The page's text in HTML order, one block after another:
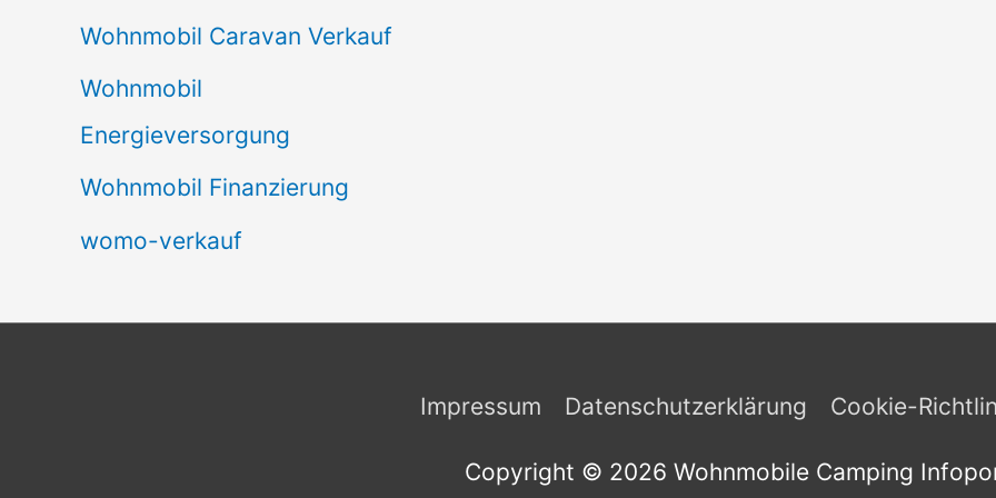
Wohnmobil Caravan Verkauf
Wohnmobil
Energieversorgung
Wohnmobil Finanzierung
womo-verkauf
Impressum Datenschutzerklärung Cookie-
Copyright © 2026 Wohnmobile Camping